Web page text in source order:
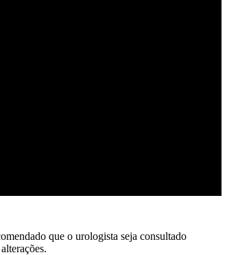
que o urologista seja consultado